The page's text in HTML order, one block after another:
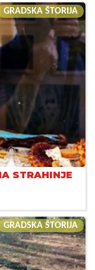
GRADSKA ŠTORIJA
STRAHINJE
GRADSKA ŠTORIJA